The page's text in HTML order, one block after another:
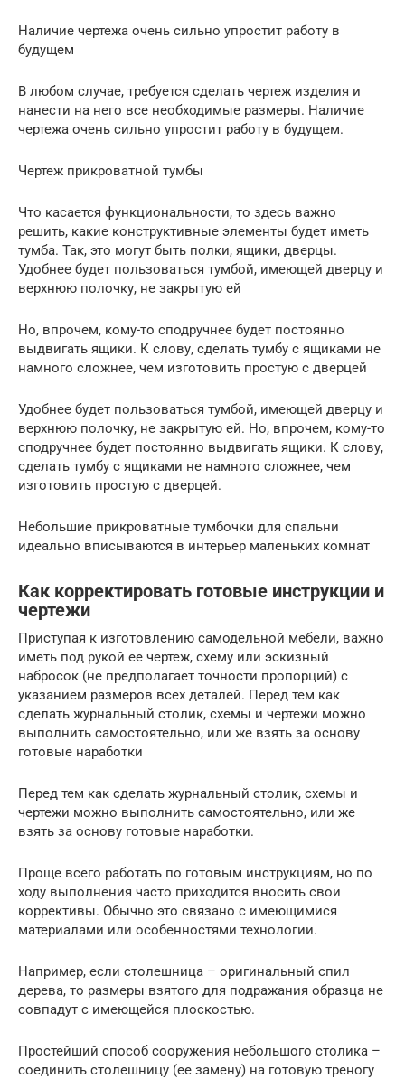
Наличие чертежа очень сильно упростит работу в
будущем
В любом случае, требуется сделать чертеж изделия и
нанести на него все необходимые размеры. Наличие
чертежа очень сильно упростит работу в будущем.
Чертеж прикроватной тумбы
Что касается функциональности, то здесь важно
решить, какие конструктивные элементы будет иметь
тумба. Так, это могут быть полки, ящики, дверцы.
Удобнее будет пользоваться тумбой, имеющей дверцу и
верхнюю полочку, не закрытую ей
Но, впрочем, кому-то сподручнее будет постоянно
выдвигать ящики. К слову, сделать тумбу с ящиками не
намного сложнее, чем изготовить простую с дверцей
Удобнее будет пользоваться тумбой, имеющей дверцу и
верхнюю полочку, не закрытую ей. Но, впрочем, кому-то
сподручнее будет постоянно выдвигать ящики. К слову,
сделать тумбу с ящиками не намного сложнее, чем
изготовить простую с дверцей.
Небольшие прикроватные тумбочки для спальни
идеально вписываются в интерьер маленьких комнат
Как корректировать готовые инструкции и
чертежи
Приступая к изготовлению самодельной мебели, важно
иметь под рукой ее чертеж, схему или эскизный
набросок (не предполагает точности пропорций) с
указанием размеров всех деталей. Перед тем как
сделать журнальный столик, схемы и чертежи можно
выполнить самостоятельно, или же взять за основу
готовые наработки
Перед тем как сделать журнальный столик, схемы и
чертежи можно выполнить самостоятельно, или же
взять за основу готовые наработки.
Проще всего работать по готовым инструкциям, но по
ходу выполнения часто приходится вносить свои
коррективы. Обычно это связано с имеющимися
материалами или особенностями технологии.
Например, если столешница – оригинальный спил
дерева, то размеры взятого для подражания образца не
совпадут с имеющейся плоскостью.
Простейший способ сооружения небольшого столика –
соединить столешницу (ее замену) на готовую треногу